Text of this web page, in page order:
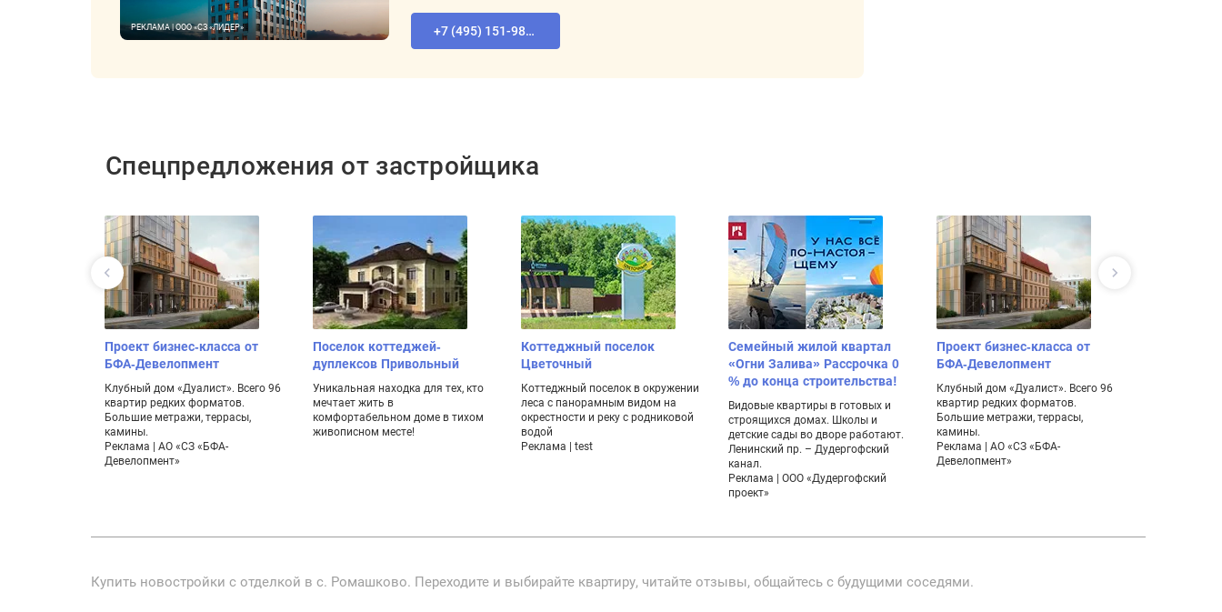
РЕКЛАМА | ООО «СЗ «ЛИДЕР» +7 (495) 151-98-94
Спецпредложения от застройщика
Проект бизнес-класса от
БФА-Девелопмент
Клубный дом «Дуалист». Всего 96
квартир редких форматов.
Большие метражи, террасы,
камины.
Реклама | АО «СЗ «БФА-
Девелопмент»
Поселок коттеджей-
дуплексов Привольный
Уникальная находка для тех, кто
мечтает жить в
комфортабельном доме в тихом
живописном месте!
Коттеджный поселок
Цветочный
Коттеджный поселок в окружении
леса с панорамным видом на
окрестности и реку с родниковой
водой
Реклама | test
Семейный жилой квартал
«Огни Залива» Рассрочка 0
% до конца строительства!
Видовые квартиры в готовых и
строящихся домах. Школы и
детские сады во дворе работают.
Ленинский пр. – Дудергофский
канал.
Реклама | ООО «Дудергофский
проект»
Проект бизнес-класса от
БФА-Девелопмент
Клубный дом «Дуалист». Всего 96
квартир редких форматов.
Большие метражи, террасы,
камины.
Реклама | АО «СЗ «БФА-
Девелопмент»
Купить новостройки с отделкой в с. Ромашково. Переходите и выбирайте квартиру, читайте отзывы, общайтесь с будущими соседями.